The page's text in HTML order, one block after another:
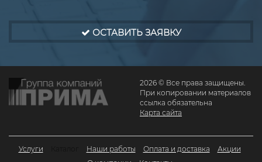
ОСТАВИТЬ ЗАЯВКУ
2026 © Все права защищены.
При копировании материалов
ссылка обязательна
Карта сайта
Услуги Наши работы Оплата и доставка
Акции